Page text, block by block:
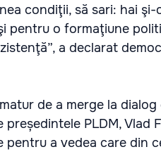
condiţii, să sari: hai
pentru o formaţiune
a declarat
de a merge la
PLDM, Vlad
pentru a vedea care din